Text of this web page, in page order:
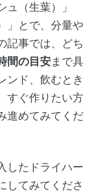
（生葉）」
」とで、分量や
記事では、どち
間の目安まで具
ンド、飲むとき
すぐ作りたい方
進めてみてくだ
したドライハー
してみてくださ